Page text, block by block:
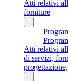
Atti relativi
forniture
Atti relativi
di servizi,